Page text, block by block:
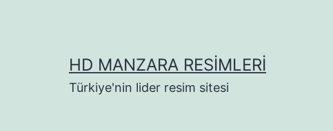
HD MANZARA RESIMLERI
Türkiye'nin lider resim sitesi